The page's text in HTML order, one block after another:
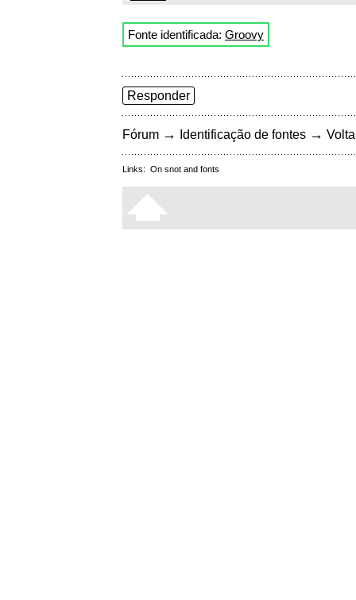
Fonte identificada: Groovy
Responder
Fórum → Identificação de fontes →
Links: On snot and fonts